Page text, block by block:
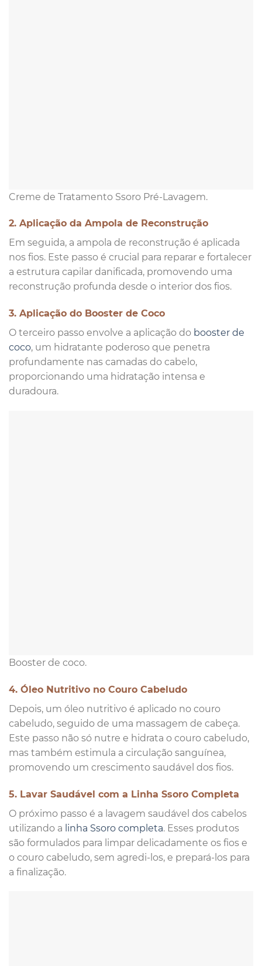
Creme de Tratamento Ssoro Pré-Lavagem.
2. Aplicação da Ampola de Reconstrução
Em seguida, a ampola de reconstrução é aplicada
nos fios. Este passo é crucial para reparar e fortalecer
a estrutura capilar danificada, promovendo uma
reconstrução profunda desde o interior dos fios.
3. Aplicação do Booster de Coco
O terceiro passo envolve a aplicação do booster de
coco, um hidratante poderoso que penetra
profundamente nas camadas do cabelo,
proporcionando uma hidratação intensa e
duradoura.
Booster de coco.
4. Óleo Nutritivo no Couro Cabeludo
Depois, um óleo nutritivo é aplicado no couro
cabeludo, seguido de uma massagem de cabeça.
Este passo não só nutre e hidrata o couro cabeludo,
mas também estimula a circulação sanguínea,
promovendo um crescimento saudável dos fios.
5. Lavar Saudável com a Linha Ssoro Completa
O próximo passo é a lavagem saudável dos cabelos
utilizando a linha Ssoro completa. Esses produtos
são formulados para limpar delicadamente os fios e
o couro cabeludo, sem agredi-los, e prepará-los para
a finalização.